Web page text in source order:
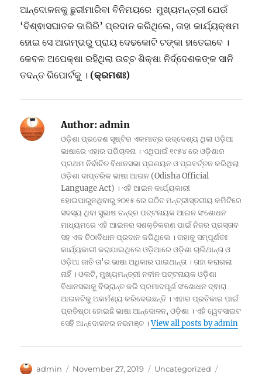
ଆନ୍ଦୋଳନକୁ ଛୁରୀମାରିବା ବିନିମୟରେ ମୁଖ୍ୟମନ୍ତ୍ରୀ ଯେଉଁ
‘ବିଶ୍ଵାସଘାତକ ଜାଗିରି’ ପ୍ରଦାନ କରିଥିଲେ, ତାହା କାର୍ଯ୍ୟକ୍ଷମ
ହୋଇ ସେ ଆରମ୍ଭରୁ ପ୍ରାୟ ଦେଢକୋଟି ଟଙ୍କା ହାତେଇବେ ।
କେବଳ ଅପେକ୍ଷା ରହିଥିଲା ଉଚ୍ଚ ଶିକ୍ଷା ନିର୍ଦ୍ଦେଶକଙ୍କ ସାନି
ତଦନ୍ତ ରିପୋର୍ଟକୁ । (କ୍ରମଶଃ)
Author: admin
ଓଡ଼ିଶା ପ୍ରଦେଶ ସୃଷ୍ଟିର ଏକମାତ୍ର ଉଦ୍ଦେଶ୍ୟ ଥିଲା ଓଡ଼ିଆ
ଭାଷାରେ ଏହାର ପରିଚାଳନା । ଏଥିପାଇଁ ୧୯୫୪ ରେ ଓଡ଼ିଶାର
ପ୍ରଥମ ନିର୍ବାଚିତ ବିଧାନସଭା ପ୍ରଣୟନ ଓ ପ୍ରବର୍ତ୍ତନ କରିଥିଲା
ଓଡ଼ିଶା ଦାପ୍ତରିକ ଭାଷା ଆଇନ (Odisha Official
Language Act) । ଏହି ଆଇନ କାର୍ଯ୍ୟକାରୀ
ହୋଇପାରୁନଥିବାରୁ ୨୦୧୫ ରେ ଗଠିତ ମନ୍ତ୍ରୀସ୍ତରୀୟ କମିଟିରେ
ସଦସ୍ୟ ଥିବା ସୁଭାଷ ଚନ୍ଦ୍ର ପଟ୍ଟନାୟକ ଆଇନ ସଂଶୋଧନ
ମାଧ୍ୟମରେ ଏହି ଆଇନର ସଶକ୍ତିକରଣ ପାଇଁ ନିଜର ପ୍ରସ୍ତାବ
ସହ ଏକ ଚିଠାବିଧାନ ପ୍ରଦାନ କରିଥିଲେ । ତାହାକୁ ସମ୍ପୂର୍ଣତଃ
କାର୍ଯ୍ୟକାରୀ କରାଯାଇଥିଲେ ଓଡ଼ିଆରେ ଓଡ଼ିଶା ଚାଲିଥାନ୍ତା ଓ
ଓଡ଼ିଆ ଜାତି ତା'ର ଭାଷା ଅଧିକାର ପାଇଥାନ୍ତା । ତାହା କରାଗଲା
ନାହିଁ । ଓଲଟି, ମୁଖ୍ୟମନ୍ତ୍ରୀ ନବୀନ ପଟ୍ଟନାୟକ ଓଡ଼ିଶା
ବିଧାନସଭାକୁ ବିଭ୍ରାନ୍ତ କରି ପ୍ରମାଦପୂର୍ଣ ସଂଶୋଧନ ଦ୍ଵାରା
ଆଇନଟିକୁ ଅକର୍ମଣ୍ୟ କରିଦେଇଛନ୍ତି । ଏହାର ପ୍ରତିକାର ପାଇଁ
ପ୍ରତିଷ୍ଠା ହୋଇଛି ଭାଷା ଆନ୍ଦୋଳନ, ଓଡ଼ିଶା । ଏହି ୱେବସାଇଟ
ସେହି ଆନ୍ଦୋଳନର ନଭମଞ୍ଚ ।View all posts by admin
Author
admin
Posted
November 27, 2019 Categories
Uncategorized